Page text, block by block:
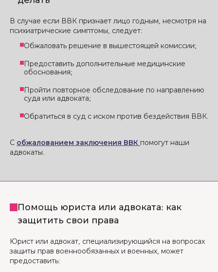
В случае если ВВК признает лицо годным, несмотря на
психиатрические симптомы, следует:
Обжаловать решение в вышестоящей комиссии;
Предоставить дополнительные медицинские
обоснования;
Пройти повторное обследование по направлению
суда или адвоката;
Обратиться в суд с иском против бездействия ВВК.
С обжалованием заключения ВВК помогут наши
адвокаты.
Помощь юриста или адвоката: как
защитить свои права
Юрист или адвокат, специализирующийся на вопросах
защиты прав военнообязанных и военных, может
предоставить: